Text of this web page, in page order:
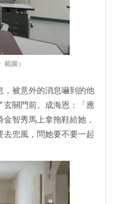
截圖）
，被意外的消息嚇到的他
玄關門前。成海恩：「應
智秀馬上拿拖鞋給她，
兜風，問她要不要一起